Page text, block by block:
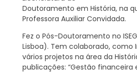
Doutoramento em História, na
Professora Auxiliar Convidada.
Fez o Pós-Doutoramento no
Lisboa). Tem colaborado, como
vários projetos na área da
publicações: “Gestão financeira